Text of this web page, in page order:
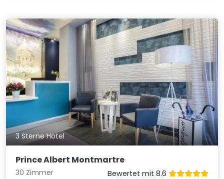
3 Sterne Hotel
Prince Albert Montmartre
30 Zimmer
Bewertet mit 8.6